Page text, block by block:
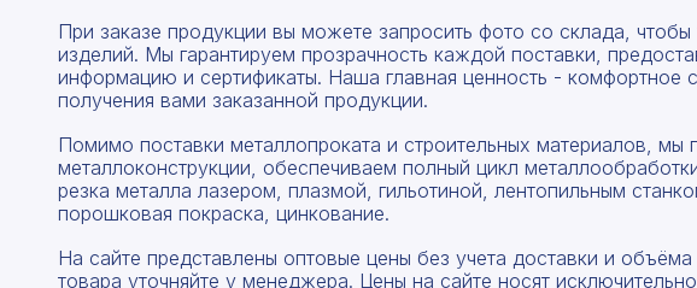
При заказе продукции вы можете запросить фото со склада,
изделий. Мы гарантируем прозрачность каждой поставки,
информацию и сертификаты. Наша главная ценность - комфортное
получения вами заказанной продукции.
Помимо поставки металлопроката и строительных материалов, мы
металлоконструкции, обеспечиваем полный цикл
резка металла лазером, плазмой, гильотиной, лентопильным
порошковая покраска, цинкование.
На сайте представлены оптовые цены без учета доставки и
товара уточняйте у менеджера. Цены на сайте носят